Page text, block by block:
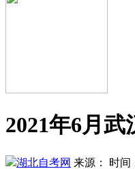
2021年6月
湖北自考网 来源：
时间